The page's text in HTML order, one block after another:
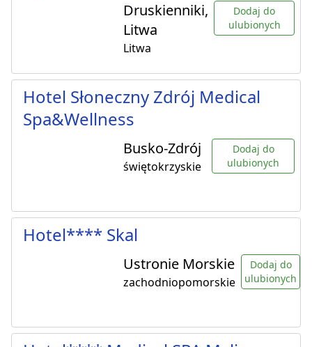
Druskienniki,
Litwa
Litwa
Dodaj do
ulubionych
Hotel Słoneczny Zdrój Medical
Spa&Wellness
Busko-Zdrój
świętokrzyskie
Dodaj do
ulubionych
Hotel**** Skal
Ustronie Morskie
zachodniopomorskie
Dodaj do
ulubionych